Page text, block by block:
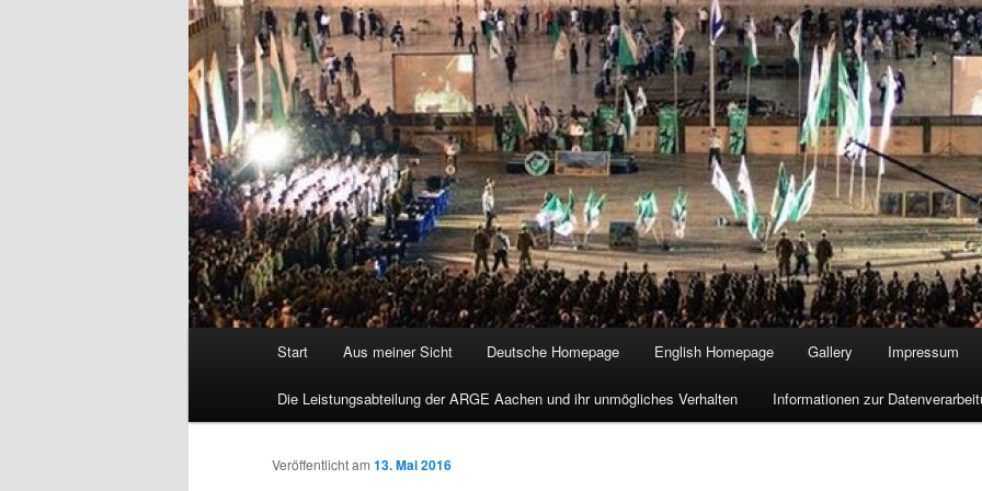
Start Aus meiner Sicht Deutsche Homepage English Homepage Gallery Impressum
Die Leistungsabteilung der ARGE Aachen und ihr unmögliches Verhalten Informationen zur
Veröffentlicht am 13. Mai 2016